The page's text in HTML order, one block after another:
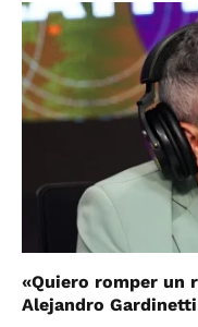
«Quiero romper un
Alejandro Gardinetti